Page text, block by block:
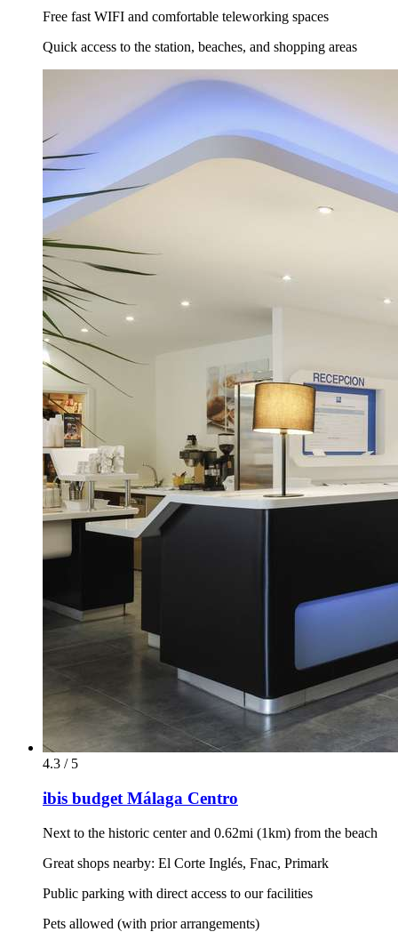
Free fast WIFI and comfortable teleworking spaces
Quick access to the station, beaches, and shopping areas
4.3 / 5
ibis budget Málaga Centro
Next to the historic center and 0.62mi (1km) from the beach
Great shops nearby: El Corte Inglés, Fnac, Primark
Public parking with direct access to our facilities
Pets allowed (with prior arrangements)